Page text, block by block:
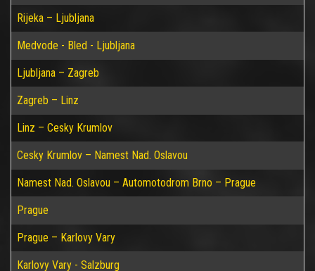
Rijeka – Ljubljana
Medvode - Bled - Ljubljana
Ljubljana – Zagreb
Zagreb – Linz
Linz – Cesky Krumlov
Cesky Krumlov – Namest Nad. Oslavou
Namest Nad. Oslavou – Automotodrom Brno – Prague
Prague
Prague – Karlovy Vary
Karlovy Vary - Salzburg